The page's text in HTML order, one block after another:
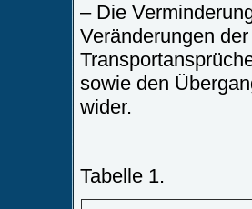
– Die
Veränderungen
sowie den
wider.
Tabelle 1.